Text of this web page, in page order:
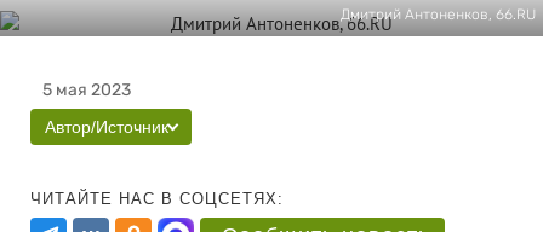
Дмитрий Антоненков, 66.RU
5 мая 2023
Автор/Источник
ЧИТАЙТЕ НАС В СОЦСЕТЯХ: